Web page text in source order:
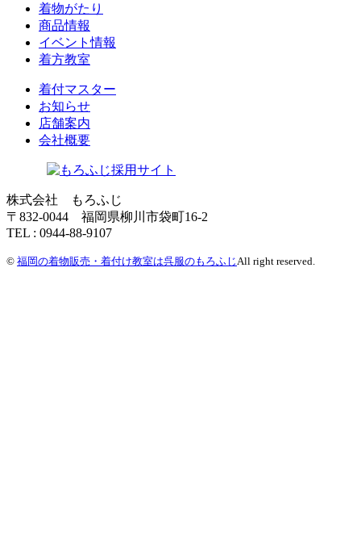
着物がたり
商品情報
イベント情報
着方教室
着付マスター
お知らせ
店舗案内
会社概要
株式会社 もろふじ
〒832-0044 福岡県柳川市袋町16-2
TEL : 0944-88-9107
© 福岡の着物販売・着付け教室は呉服のもろふじ All right reserved.